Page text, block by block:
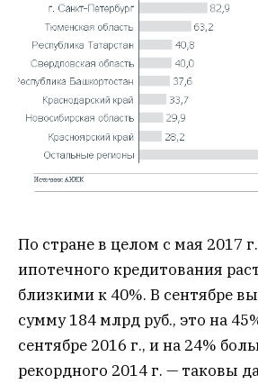
По стране в целом с мая 2017
ипотечного кредитования
близкими к 40%. В сентябре
сумму 184 млрд руб., это на
сентябре 2016 г., и на 24%
рекордного 2014 г. — таковы